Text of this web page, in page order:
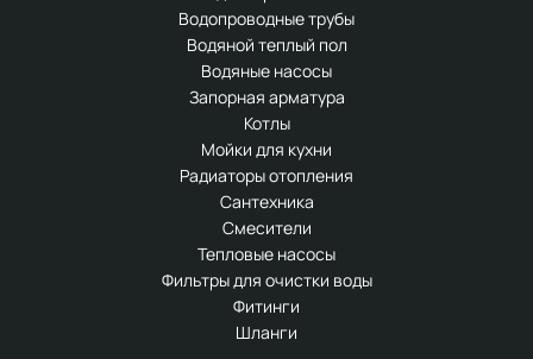
Водопроводные трубы
Водяной теплый пол
Водяные насосы
Запорная арматура
Котлы
Мойки для кухни
Радиаторы отопления
Сантехника
Смесители
Тепловые насосы
Фильтры для очистки воды
Фитинги
Шланги